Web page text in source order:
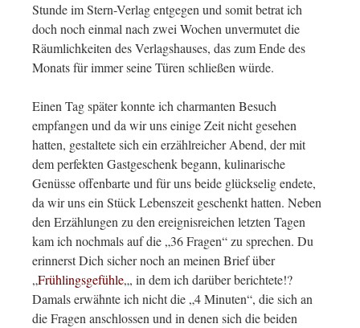
Stunde im Stern-Verlag entgegen und somit betrat ich
doch noch einmal nach zwei Wochen unvermutet die
Räumlichkeiten des Verlagshauses, das zum Ende des
Monats für immer seine Türen schließen würde.
Einen Tag später konnte ich charmanten Besuch
empfangen und da wir uns einige Zeit nicht gesehen
hatten, gestaltete sich ein erzählreicher Abend, der mit
dem perfekten Gastgeschenk begann, kulinarische
Genüsse offenbarte und für uns beide glückselig endete,
da wir uns ein Stück Lebenszeit geschenkt hatten. Neben
den Erzählungen zu den ereignisreichen letzten Tagen
kam ich nochmals auf die „36 Fragen“ zu sprechen. Du
erinnerst Dich sicher noch an meinen Brief über
„Frühlingsgefühle„, in dem ich darüber berichtete!?
Damals erwähnte ich nicht die „4 Minuten“, die sich an
die Fragen anschlossen und in denen sich die beiden